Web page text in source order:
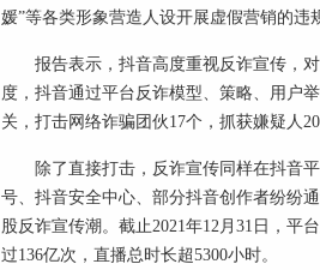
媛”等各类形象营造人设开展虚假营销的违
报告表示，抖音高度重视反诈宣传，
度，抖音通过平台反诈模型、策略、用户
关，打击网络诈骗团伙17个，抓获嫌疑人
除了直接打击，反诈宣传同样在抖音
号、抖音安全中心、部分抖音创作者纷纷
股反诈宣传潮。截止2021年12月31日，平
过136亿次，直播总时长超5300小时。